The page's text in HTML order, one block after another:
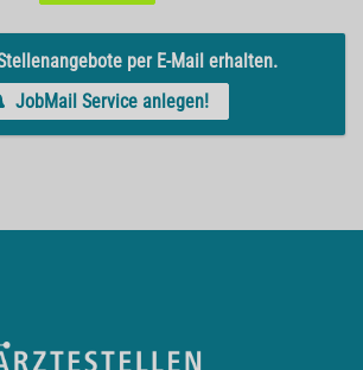
per E-Mail erhalten.
JobMail Service anlegen!